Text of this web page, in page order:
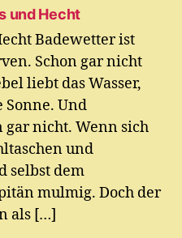
und Hecht
Badewetter ist
Schon gar nicht
liebt das Wasser,
Und
gar nicht. Wenn sich
und
selbst dem
mulmig. Doch der
als […]